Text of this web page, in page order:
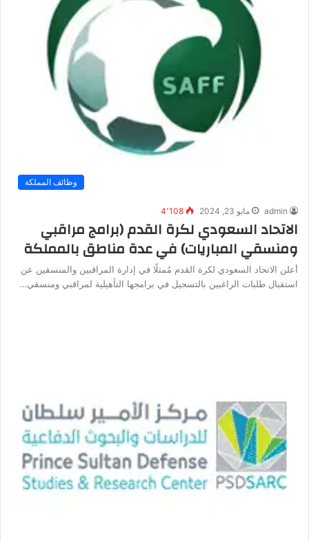
وظائف المملكة
admin مايو 23, 2024 4٬108
الاتحاد السعودي لكرة القدم (برامج مراقبي
ومنسقي المباريات) في عدة مناطق بالمملكة
أعلن الاتحاد السعودي لكرة القدم مُمثلًا في إدارة المراقبين والمنسقين عن
استقبال طلبات الراغبين بالتسجيل في برامجها التأهيلية لمراقبي ومنسقي…